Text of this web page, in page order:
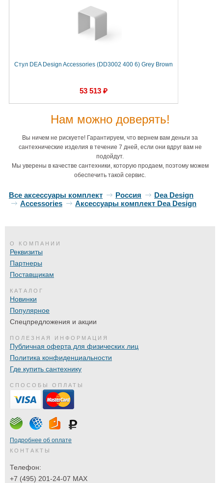
Стул DEA Design Accessories (DD3002 400 6) Grey Brown
53 513 ₽
Нам можно доверять!
Вы ничем не рискуете! Гарантируем, что вернем вам деньги за
сантехнические изделия в течение 7 дней, если они вдруг вам не
подойдут.
Мы уверены в качестве сантехники, которую продаем, поэтому можем
обеспечить такой сервис.
Все аксессуары комплект Россия
Dea Design
Accessories
Аксессуары комплект Dea Design
О КОМПАНИИ
Реквизиты
Партнеры
Поставщикам
КАТАЛОГ
Новинки
Популярное
Спецпредложения и акции
ПОЛЕЗНАЯ ИНФОРМАЦИЯ
Публичная оферта для физических лиц
Политика конфиденциальности
Где купить сантехнику
СПОСОБЫ ОПЛАТЫ
Подробнее об оплате
КОНТАКТЫ
Телефон:
+7 (495) 201-24-07 MAX